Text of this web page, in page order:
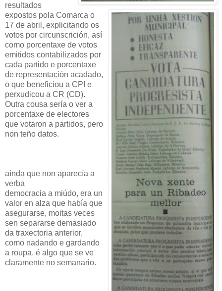
resultados
expostos pola Comarca o
17 de abril, explicitando os
votos por circunscrición, así
como porcentaxe de votos
emitidos contabilizados por
cada partido e porcentaxe
de representación acadado,
o que beneficiou a CPI e
perxudicou a CR (CD).
Outra cousa sería o ver a
porcentaxe de electores
que votaron a partidos, pero
non teño datos.
aínda que non aparecía a
verba
democracia a miúdo, era un
valor en alza que había que
asegurarse, moitas veces
sen separarse demasiado
da traxectoria anterior,
como nadando e gardando
a roupa. é algo que se ve
claramente no semanario.